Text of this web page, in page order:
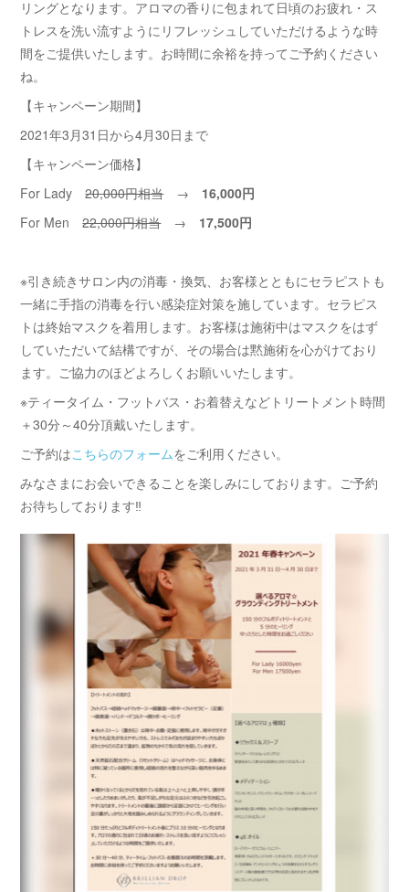
リングとなります。アロマの香りに包まれて日頃のお疲れ・ス
トレスを洗い流すようにリフレッシュしていただけるような時
間をご提供いたします。お時間に余裕を持ってご予約ください
ね。
【キャンペーン期間】
2021年3月31日から4月30日まで
【キャンペーン価格】
For Lady20,000円相当→ 16,000円
For Men22,000円相当→ 17,500円
※引き続きサロン内の消毒・換気、お客様とともにセラピストも
一緒に手指の消毒を行い感染症対策を施しています。セラピス
トは終始マスクを着用します。お客様は施術中はマスクをはず
していただいて結構ですが、その場合は黙施術を心がけており
ます。ご協力のほどよろしくお願いいたします。
※ティータイム・フットバス・お着替えなどトリートメント時間
＋30分～40分頂戴いたします。
ご予約はこちらのフォームをご利用ください。
みなさまにお会いできることを楽しみにしております。ご予約
お待ちしております‼